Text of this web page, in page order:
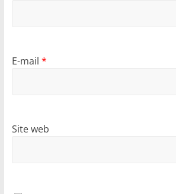
E-mail *
Site web